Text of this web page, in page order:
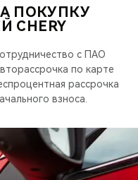
ПОКУПКУ
CHERY
с ПАО
по карте
рассрочка
взноса.